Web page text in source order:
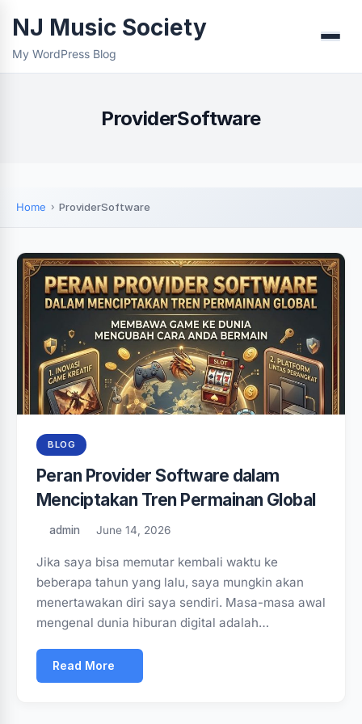
NJ Music Society
My WordPress Blog
Menu
ProviderSoftware
Home ProviderSoftware
BLOG
Peran Provider Software dalam
Menciptakan Tren Permainan Global
admin June 14, 2026
Jika saya bisa memutar kembali waktu ke
beberapa tahun yang lalu, saya mungkin akan
menertawakan diri saya sendiri. Masa-masa awal
mengenal dunia hiburan digital adalah…
Read More